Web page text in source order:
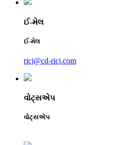
ઈ-મેલ
ઈ-મેલ
ricj@cd-ricj.com
વોટ્સએપ
વોટ્સએપ